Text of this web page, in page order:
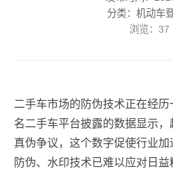
分类：机动车
浏览： 37
二手车市场的防伪技术正在经
名二手车平台披露的数据显示
真伪争议，这个数字促使行业
防伪、水印技术已难以应对日